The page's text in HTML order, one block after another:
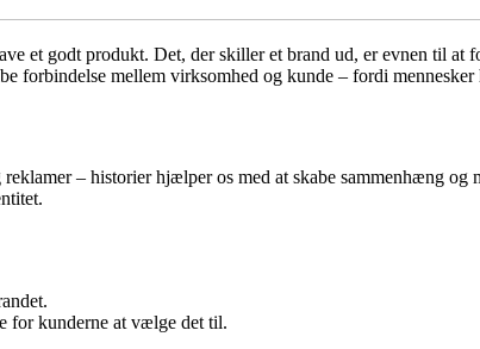
et godt produkt. Det, der skiller et brand ud, er evnen til
mellem virksomhed og kunde – fordi mennesker
– historier hjælper os med at skabe sammenhæng
for kunderne at vælge det til.